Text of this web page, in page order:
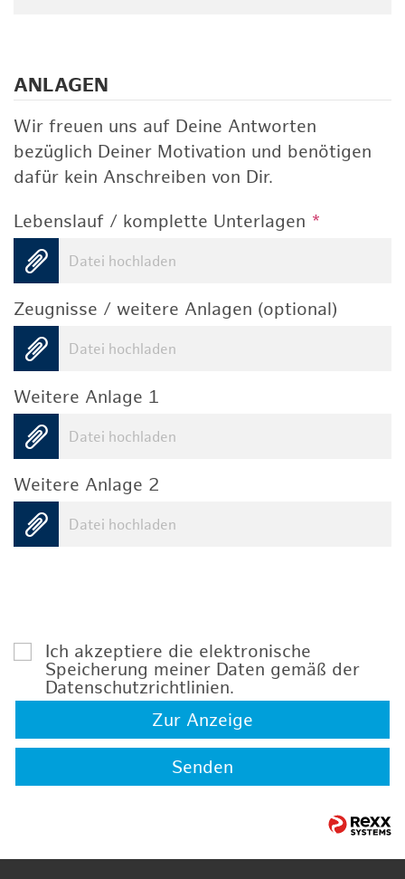
ANLAGEN
Wir freuen uns auf Deine Antworten
bezüglich Deiner Motivation und benötigen
dafür kein Anschreiben von Dir.
Lebenslauf / komplette Unterlagen *
Datei hochladen
Zeugnisse / weitere Anlagen (optional)
Datei hochladen
Weitere Anlage 1
Datei hochladen
Weitere Anlage 2
Datei hochladen
Ich akzeptiere die elektronische
Speicherung meiner Daten gemäß der
Datenschutzrichtlinien.
Zur Anzeige
Senden